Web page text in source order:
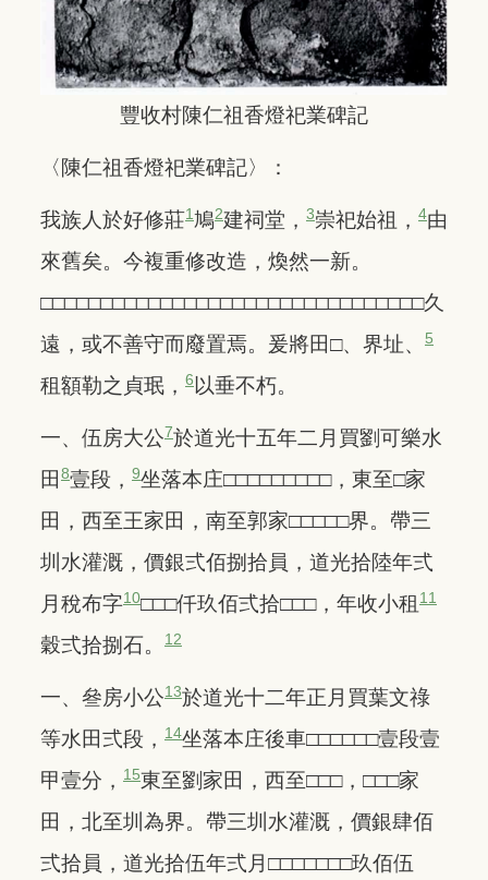
豐收村陳仁祖香燈祀業碑記
〈陳仁祖香燈祀業碑記〉：
我族人於好修莊1鳩2建祠堂， 3崇祀始祖， 4由
來舊矣。今複重修改造，煥然一新。
□□□□□□□□□□□□□□□□□□□□□□□□□□□□□□□□久
遠，或不善守而廢置焉。爰將田□、界址、
5
租額勒之貞珉， 6 以垂不朽。
一、伍房大公7於道光十五年二月買劉可樂水
田 8壹段， 9坐落本庄□□□□□□□□□，東至□家
田，西至王家田，南至郭家□□□□□界。帶三
圳水灌溉，價銀弍佰捌拾員，道光拾陸年弍
月稅布字10□□□仟玖佰弍拾□□□，年收小租 11
穀弍拾捌石。 12
一、叄房小公13於道光十二年正月買葉文祿
等水田弍段， 14坐落本庄後車□□□□□□壹段壹
甲壹分， 15東至劉家田，西至□□□，□□□家
田，北至圳為界。帶三圳水灌溉，價銀肆佰
弍拾員，道光拾伍年弍月□□□□□□□玖佰伍